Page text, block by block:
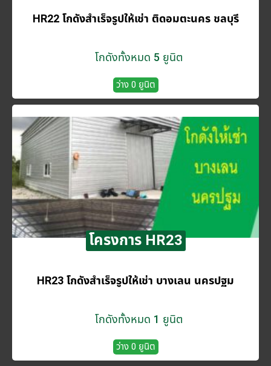
HR22 โกดังสำเร็จรูปให้เช่า ติดอมตะนคร ชลบุรี
โกดังทั้งหมด 5 ยูนิต
ว่าง 0 ยูนิต
โครงการ HR23
HR23 โกดังสำเร็จรูปให้เช่า บางเลน นครปฐม
โกดังทั้งหมด 1 ยูนิต
ว่าง 0 ยูนิต